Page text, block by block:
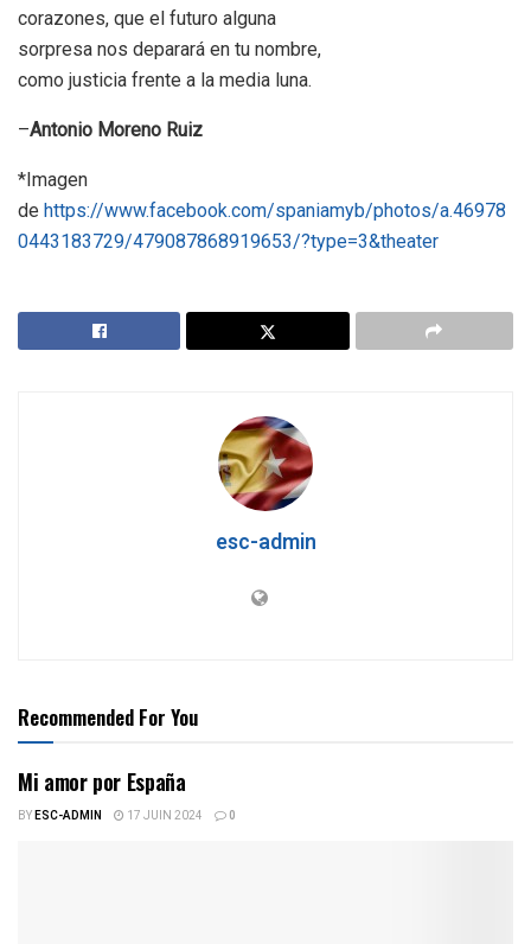
corazones, que el futuro alguna
sorpresa nos deparará en tu nombre,
como justicia frente a la media luna.
–Antonio Moreno Ruiz
*Imagen
de https://www.facebook.com/spaniamyb/photos/a.46978
0443183729/479087868919653/?type=3&theater
esc-admin
Recommended For You
Mi amor por España
BYESC-ADMIN 17 JUIN 2024 0